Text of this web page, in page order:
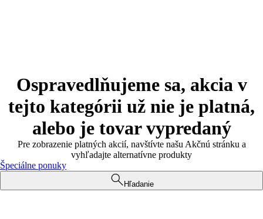
Ospravedlňujeme sa, akcia v
tejto kategórii už nie je platná,
alebo je tovar vypredaný
Pre zobrazenie platných akcií, navštívte našu Akčnú stránku a
vyhľadajte alternatívne produkty
Špeciálne ponuky
Hľadanie